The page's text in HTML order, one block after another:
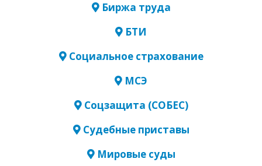
Биржа труда
БТИ
Социальное страхование
МСЭ
Соцзащита (СОБЕС)
Судебные приставы
Мировые суды